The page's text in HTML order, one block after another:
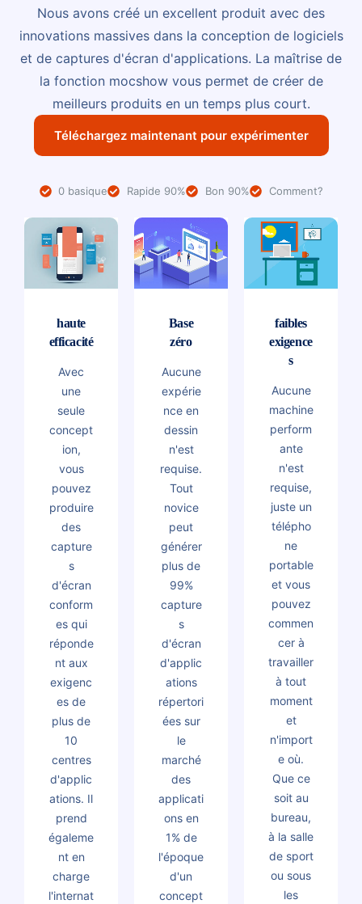
Nous avons créé un excellent produit avec des
innovations massives dans la conception de logiciels
et de captures d'écran d'applications. La maîtrise de
la fonction mocshow vous permet de créer de
meilleurs produits en un temps plus court.
Téléchargez maintenant pour expérimenter
0 basique Rapide 90% Bon 90% Comment?
haute
efficacité
Avec
une
seule
concept
ion,
vous
pouvez
produire
des
capture
s
d'écran
conform
es qui
réponde
nt aux
exigenc
es de
plus de
10
centres
d'applic
ations. Il
prend
égaleme
nt en
charge
l'internat
Base
zéro
Aucune
expérie
nce en
dessin
n'est
requise.
Tout
novice
peut
générer
plus de
99%
capture
s
d'écran
d'applic
ations
répertori
ées sur
le
marché
des
applicati
ons en
1% de
l'époque
d'un
concept
faibles
exigence
s
Aucune
machine
perform
ante
n'est
requise,
juste un
télépho
ne
portable
et vous
pouvez
commen
cer à
travailler
à tout
moment
et
n'import
e où.
Que ce
soit au
bureau,
à la salle
de sport
ou sous
les